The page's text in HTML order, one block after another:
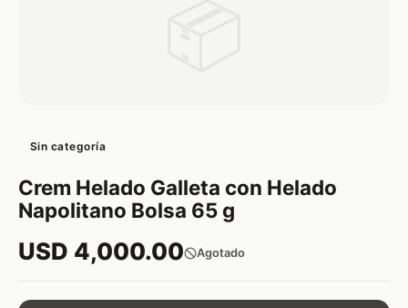
Sin categoría
Crem Helado Galleta con Helado
Napolitano Bolsa 65 g
USD 4,000.00 Agotado